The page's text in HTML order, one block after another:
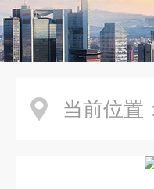
当前位置